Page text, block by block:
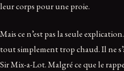
leur corps pour une proie.
Mais ce n’est pas la seule
tout simplement trop chaud. Il ne
Sir Mix-a-Lot. Malgré ce que le